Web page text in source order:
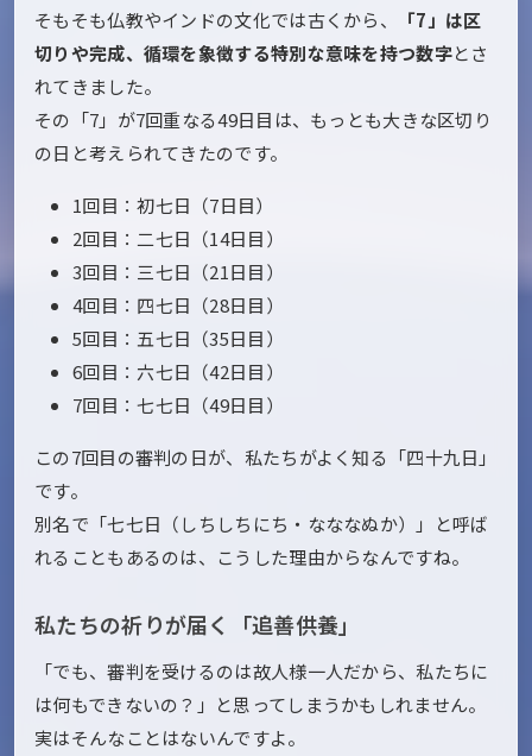
そもそも仏教やインドの文化では古くから、
「7」は区
切りや完成、循環を象徴する特別な意味を持つ数字とさ
れてきました。
その「7」が7回重なる49日目は、もっとも大きな区切り
の日と考えられてきたのです。
1回目：初七日（7日目）
2回目：二七日（14日目）
3回目：三七日（21日目）
4回目：四七日（28日目）
5回目：五七日（35日目）
6回目：六七日（42日目）
7回目：七七日（49日目）
この7回目の審判の日が、私たちがよく知る「四十九日」
です。
別名で「七七日（しちしちにち・なななぬか）」と呼ば
れることもあるのは、こうした理由からなんですね。
私たちの祈りが届く「追善供養」
「でも、審判を受けるのは故人様一人だから、私たちに
は何もできないの？」と思ってしまうかもしれません。
実はそんなことはないんですよ。